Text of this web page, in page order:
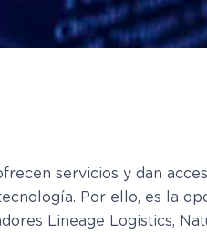
servicios y dan
Por ello, es la
Lineage Logistics,